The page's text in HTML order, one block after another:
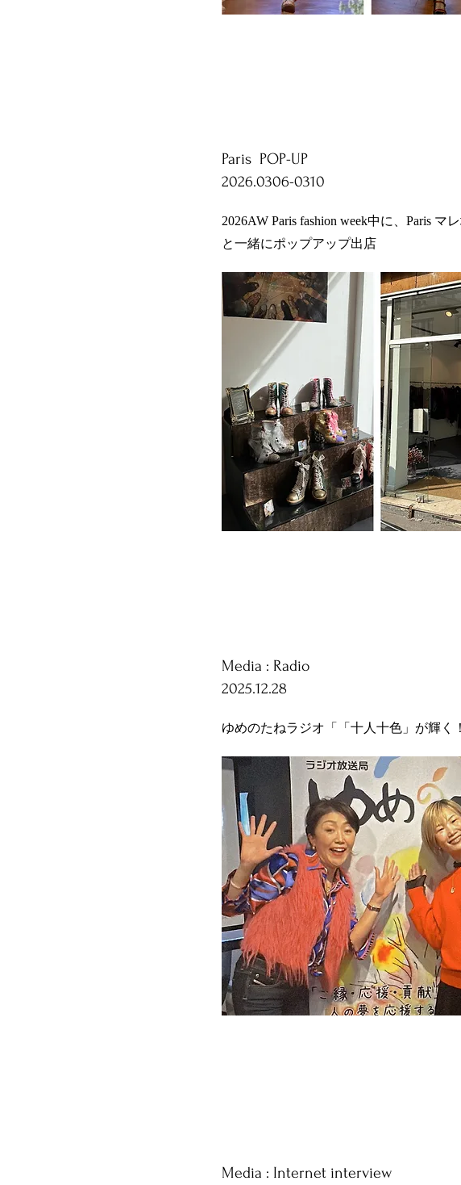
Paris POP-UP
2026.0306-0310
2026AW Paris fashion week中に、Paris マ
と一緒にポップアップ出店
Media : Radio
2025.12.28
ゆめのたねラジオ「「十人十色」が輝く
Media : Internet interview